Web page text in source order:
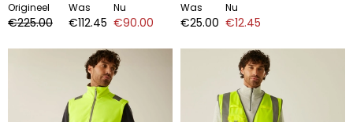
Origineel
€225.00
Was
€112.45
Nu
€90.00
Was
€25.00
Nu
€12.45